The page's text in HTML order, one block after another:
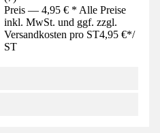
Preis — 4,95 € * Alle Preise
inkl. MwSt. und ggf. zzgl.
Versandkosten pro ST4,95 €*/
ST